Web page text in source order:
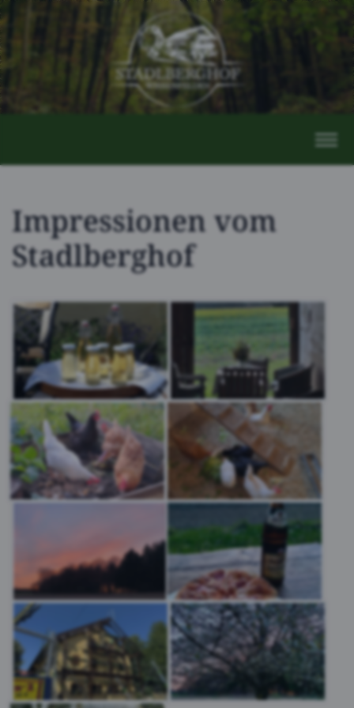
Impressionen vom
Stadlberghof